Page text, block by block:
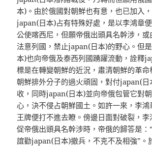
本)。由於俄國對朝鮮也有意，也已加入
japan(日本)占有特殊好處，是以李鴻章
公使喀西尼，但願帝俄出頭具名幹涉，
法意列國，禁止japan(日本)的野心。但
本)也向帝俄及泰西列國踴躍流動，詮釋
標是在轉變朝鮮的近況，肅清朝鮮的革
朝鮮排外分子的過火頑固，對付japan(日
收，同時japan(日本)並向帝俄包管它對
心，決不侵占朝鮮國土。如許一來，李
王牌便打不進去瞭。傍邊日面對破裂，
促帝俄出頭具名幹涉時，帝俄的歸答是：
誼勸japan(日本)撤兵，不克不及相強”。